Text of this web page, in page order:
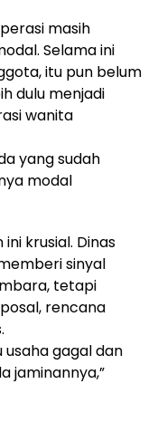
masih
Selama ini
itu pun belum
dulu menjadi
wanita
yang sudah
modal
krusial. Dinas
sinyal
tetapi
rencana
usaha gagal dan
jaminannya,”